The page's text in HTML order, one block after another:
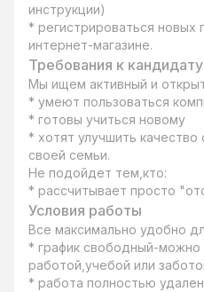
инструкции)
* регистрироваться новых
интернет-магазине.
Требования к кандидату
Мы ищем активный и
* умеют пользоваться
* готовы учиться новому
* хотят улучшить качество
своей семьи.
Не подойдет тем,кто:
* рассчитывает просто
Условия работы
Все максимально удобно
* график свободный-
работой,учебой или
* работа полностью